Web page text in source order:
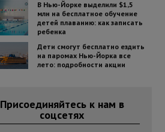
В Нью-Йорке выделили $1,5
млн на бесплатное обучение
детей плаванию: как записать
ребенка
Дети смогут бесплатно ездить
на паромах Нью-Йорка все
лето: подробности акции
Присоединяйтесь к нам в
соцсетях